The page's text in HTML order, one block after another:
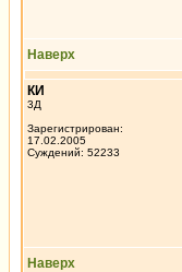
Наверх
КИ
3Д
Зарегистрирован:
17.02.2005
Суждений: 52233
Наверх